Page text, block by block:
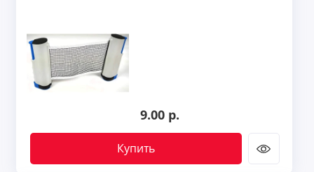
9.00 р.
Купить